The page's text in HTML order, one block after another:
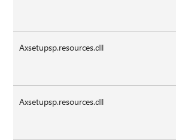
Axsetupsp.resources.dll
Axsetupsp.resources.dll